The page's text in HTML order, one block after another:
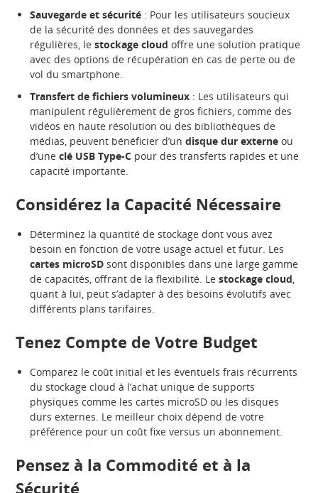
Sauvegarde et sécurité : Pour les utilisateurs soucieux
de la sécurité des données et des sauvegardes
régulières, lestockage cloud offre une solution pratique
avec des options de récupération en cas de perte ou de
vol du smartphone.
Transfert de fichiers volumineux : Les utilisateurs qui
manipulent régulièrement de gros fichiers, comme des
vidéos en haute résolution ou des bibliothèques de
médias, peuvent bénéficier d’undisque dur externe ou
d’uneclé USB Type-C pour des transferts rapides et une
capacité importante.
Considérez la Capacité Nécessaire
Déterminez la quantité de stockage dont vous avez
besoin en fonction de votre usage actuel et futur. Les
cartes microSD sont disponibles dans une large gamme
de capacités, offrant de la flexibilité. Lestockage cloud
quant à lui, peut s’adapter à des besoins évolutifs avec
différents plans tarifaires.
Tenez Compte de Votre Budget
Comparez le coût initial et les éventuels frais récurrents
du stockage cloud à l’achat unique de supports
physiques comme les cartes microSD ou les disques
durs externes. Le meilleur choix dépend de votre
préférence pour un coût fixe versus un abonnement.
Pensez à la Commodité et à la
Sécurité